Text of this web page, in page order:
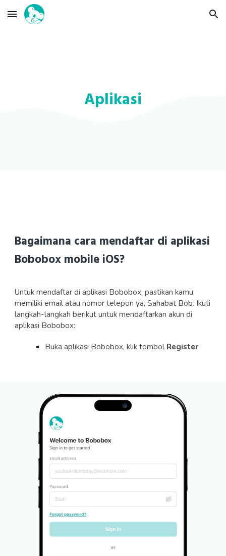
Skip to main content Skip to navigation
Aplikasi
Bagaimana cara mendaftar di aplikasi
Bobobox mobile iOS?
Untuk mendaftar di aplikasi Bobobox, pastikan kamu
memiliki email atau nomor telepon ya, Sahabat Bob. Ikuti
langkah-langkah berikut untuk mendaftarkan akun di
aplikasi Bobobox:
Buka aplikasi Bobobox, klik tombol Register